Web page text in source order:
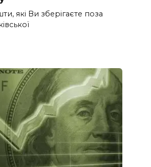
які Ви зберігаєте поза